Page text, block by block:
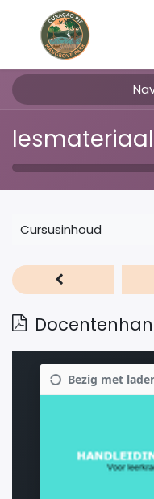
Cursusinhoud